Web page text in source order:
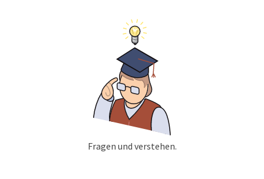
Fragen und verstehen.